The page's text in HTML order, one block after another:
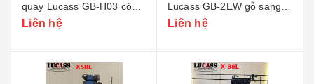
quay Lucass GB-H03 có
khoét lỗ bô vệ sinh
Liên hệ
Lucass GB-2EW gỗ sang
trọng
Liên hệ